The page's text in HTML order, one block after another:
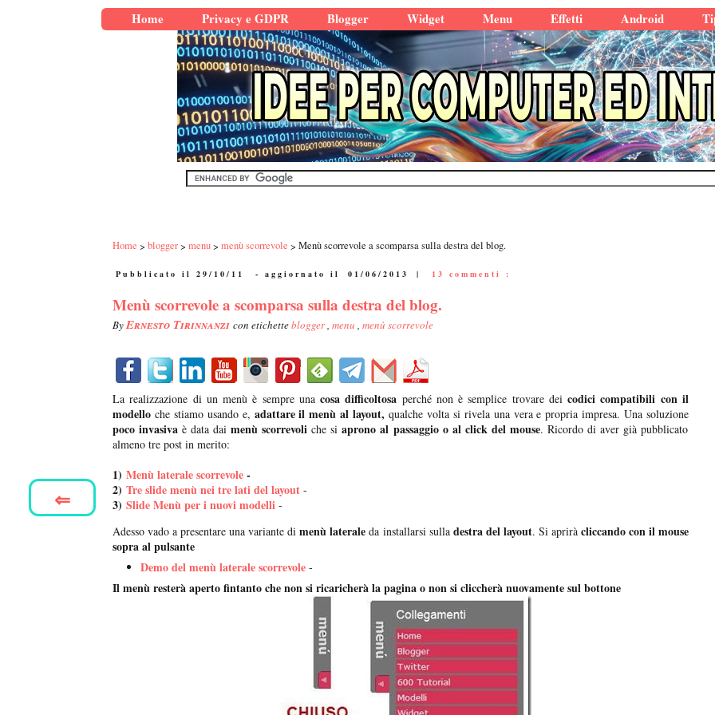
Home Privacy e GDPR Blogger Widget Menu Effetti Android
Home blogger menu menù scorrevole Menù scorrevole a scomparsa sulla destra del blog.
Pubblicato il 29/10/11 - aggiornato il 01/06/2013 | 13 commenti :
Menù scorrevole a scomparsa sulla destra del blog.
ByErnesto Tirinnanzi con etichetteblogger, menu , menù scorrevole
La realizzazione di un menù è sempre unacosa difficoltosa perché non è semplice trovare deicodici compatibili con il
modello che stiamo usando e, adattare il menù al layout, qualche volta si rivela una vera e propria impresa. Una soluzione
poco invasiva è data daimenù scorrevoli che siaprono al passaggio o al click del mouse. Ricordo di aver già pubblicato
almeno tre post in merito:
1) Menù laterale scorrevole-
2) Tre slide menù nei tre lati del layout -
3) Slide Menù per i nuovi modelli -
Adesso vado a presentare una variante dimenù laterale da installarsi sulladestra del layout. Si aprirà cliccando con il mouse
sopra al pulsante
Demo del menù laterale scorrevole -
Il menù resterà aperto fintanto che non si ricaricherà la pagina o non si cliccherà nuovamente sul bottone
⇐